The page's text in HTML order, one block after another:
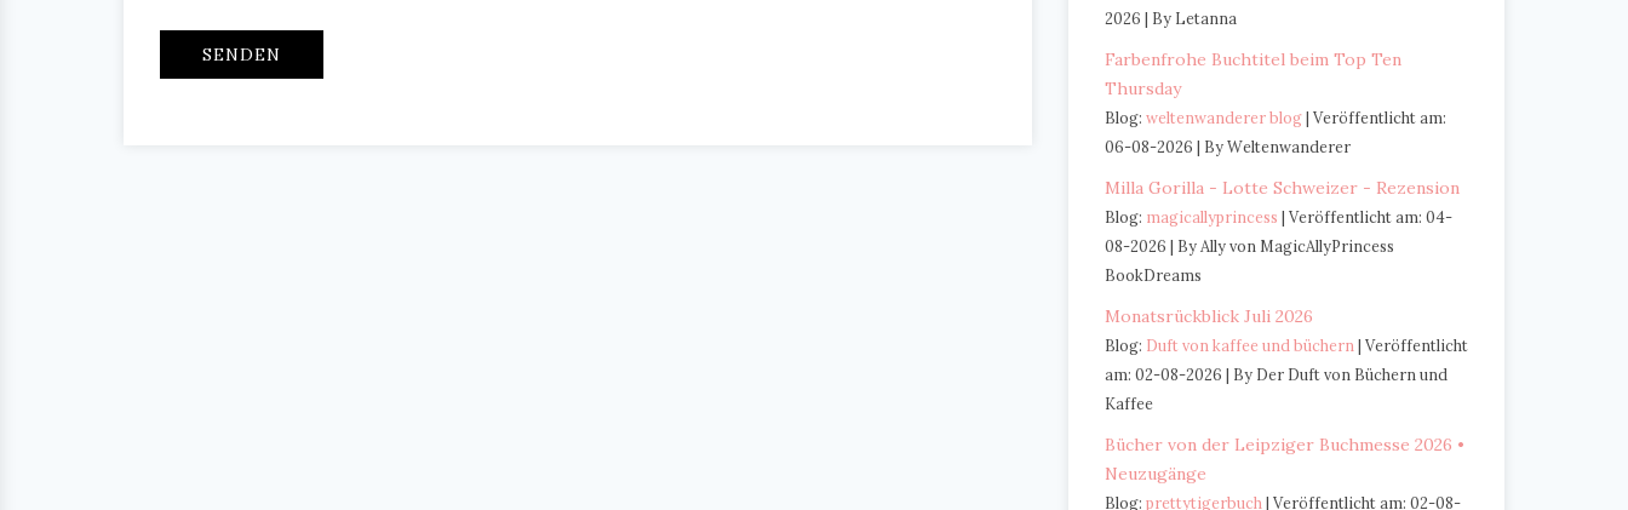
2026
By Letanna
Farbenfrohe Buchtitel beim Top Ten
Thursday
Blog: weltenwanderer blog Veröffentlicht am:
06-08-2026
By Weltenwanderer
Milla Gorilla - Lotte Schweizer - Rezension
Blog: magicallyprincess
Veröffentlicht am: 04-
08-2026
By Ally von MagicAllyPrincess
BookDreams
Monatsrückblick Juli 2026
Blog: Duft von kaffee und büchern
Veröffentlicht
am: 02-08-2026
By Der Duft von Büchern und
Kaffee
Bücher von der Leipziger Buchmesse 2026 •
Neuzugänge
Blog: prettytigerbuch Veröffentlicht am: 02-08-